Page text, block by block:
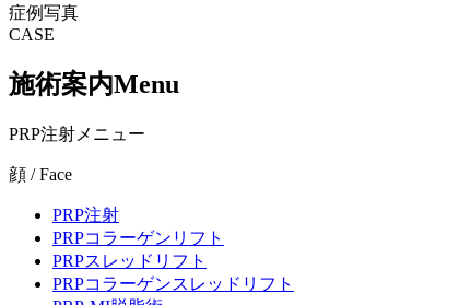
症例写真
CASE
施術案内Menu
PRP注射メニュー
顔 / Face
PRP注射
PRPコラーゲンリフト
PRPスレッドリフト
PRPコラーゲンスレッドリフト